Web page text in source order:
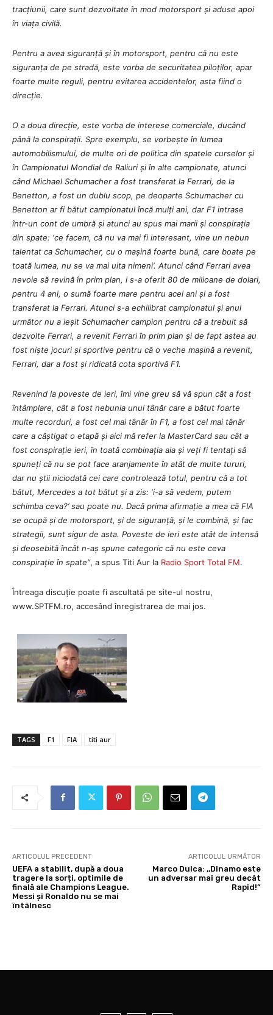
tracțiunii, care sunt dezvoltate în mod motorsport și aduse apoi
în viața civilă.
Pentru a avea siguranță și în motorsport, pentru că nu este
siguranța de pe stradă, este vorba de securitatea piloților, apar
foarte multe reguli, pentru evitarea accidentelor, asta fiind o
direcție.
O a doua direcție, este vorba de interese comerciale, ducând
până la conspirații. Spre exemplu, se vorbește în lumea
automobilismului, de multe ori de politica din spatele curselor și
în Campionatul Mondial de Raliuri și în alte campionate, atunci
când Michael Schumacher a fost transferat la Ferrari, de la
Benetton, a fost un dublu scop, pe deoparte Schumacher cu
Benetton ar fi bătut campionatul încă mulți ani, dar F1 intrase
într-un cont de umbră și atunci au spus mai marii și conspirația
din spate: ‘ce facem, că nu va mai fi interesant, vine un nebun
talentat ca Schumacher, cu o mașină foarte bună, care boate pe
toată lumea, nu se va mai uita nimeni’. Atunci când Ferrari avea
nevoie să revină în prim plan, i s-a oferit 80 de milioane de dolari,
pentru 4 ani, o sumă foarte mare pentru acei ani și a fost
transferat la Ferrari. Atunci s-a echilibrat campionatul și anul
următor nu a ieșit Schumacher campion pentru că a trebuit să
dezvolte Ferrari, a revenit Ferrari în prim plan și de fapt astea au
fost niște jocuri și sportive pentru că o veche mașină a revenit,
Ferrari, dar a fost și ridicată cota sportivă F1.
Revenind la poveste de ieri, îmi vine greu să vă spun cât a fost
întâmplare, cât a fost nebunia unui tânăr care a bătut foarte
multe recorduri, a fost cel mai tânăr în F1, a fost cel mai tânăr
care a câștigat o etapă și aici mă refer la MasterCard sau cât a
fost conspirație ieri, în toată combinația aia și veți fi tentați să
spuneți că nu se pot face aranjamente în atât de multe tururi,
dar nu știi niciodată cei care controlează totul, pentru că a tot
bătut, Mercedes a tot bătut și a zis: ‘i-a să vedem, putem
schimba ceva?’ sau poate nu. Dacă prima afirmație a mea că FIA
se ocupă și de motorsport, și de siguranță, și le combină, și fac
strategii, sunt sigur de asta. Poveste de ieri este atât de intensă
și deosebită încât n-aș spune categoric că nu este ceva
conspirație în spate”, a spus Titi Aur la Radio Sport Total FM.
Întreaga discuție poate fi ascultată pe site-ul nostru,
www.SPTFM.ro, accesând înregistrarea de mai jos.
TAGS F1 FIA titi aur
ARTICOLUL PRECEDENT
UEFA a stabilit, după a doua
tragere la sorți, optimile de
finală ale Champions League.
Messi și Ronaldo nu se mai
întâlnesc
ARTICOLUL URMĂTOR
Marco Dulca: ,,Dinamo este
un adversar mai greu decât
Rapid!”